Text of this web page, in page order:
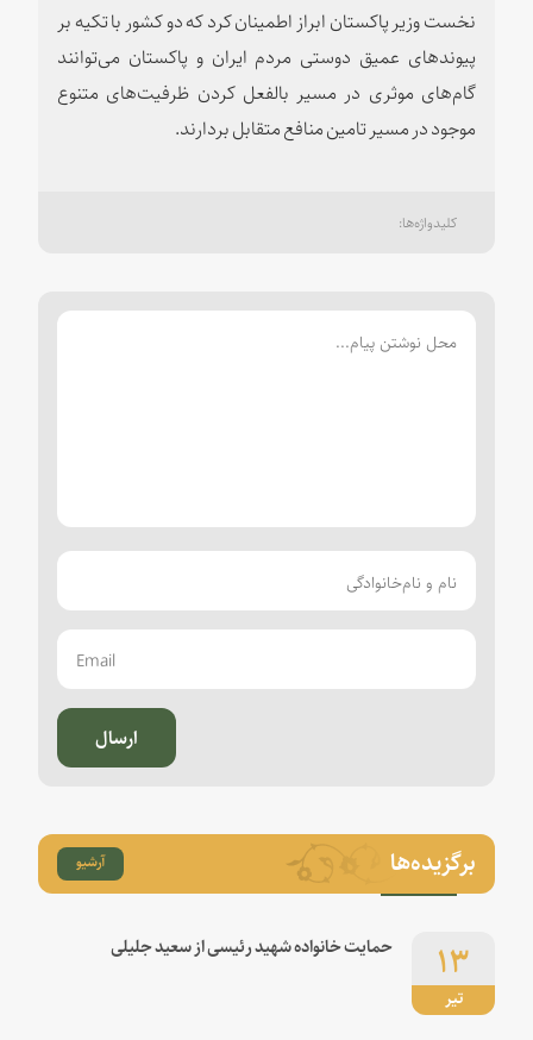
نخست وزیر پاکستان ابراز اطمینان کرد که دو کشور با تکیه بر
پیوندهای عمیق دوستی مردم ایران و پاکستان می‌توانند
گام‌های موثری در مسیر بالفعل کردن ظرفیت‌های متنوع
موجود در مسیر تامین منافع متقابل بردارند.
ارسال
برگزیده‌ها آرشیو
تیر
۱۳ حمایت خانواده شهید رئیسی از سعید جلیلی